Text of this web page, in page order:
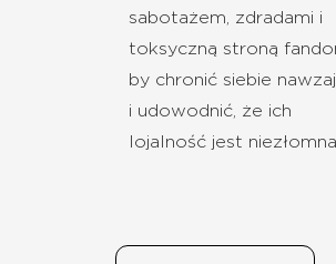
sabotażem, zdradami i
toksyczną stroną
by chronić siebie
i udowodnić, że ich
lojalność jest niezłomna.